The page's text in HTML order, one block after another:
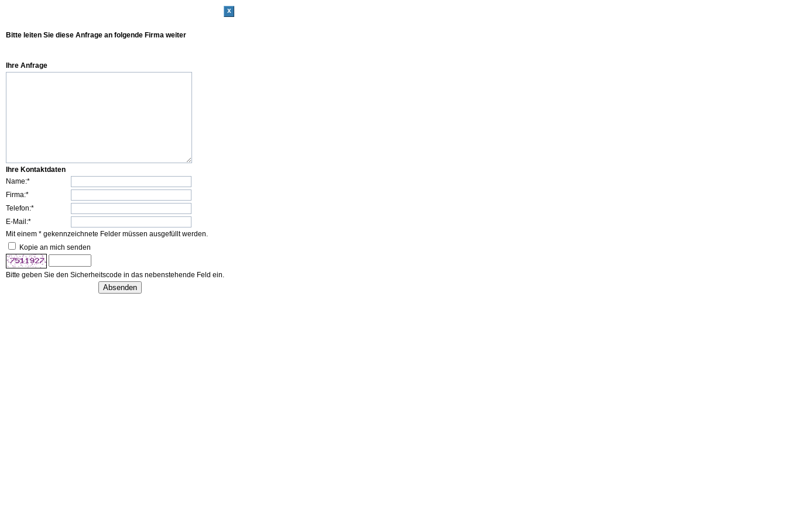
x
Bitte leiten Sie diese Anfrage an folgende Firma weiter
Ihre Anfrage
Ihre Kontaktdaten
Name:*
Firma:*
Telefon:*
E-Mail:*
Mit einem * gekennzeichnete Felder müssen ausgefüllt werden.
Kopie an mich senden
Bitte geben Sie den Sicherheitscode in das nebenstehende Feld ein.